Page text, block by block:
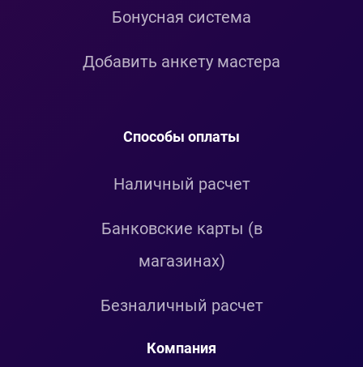
Бонусная система
Добавить анкету мастера
Способы оплаты
Наличный расчет
Банковские карты (в
магазинах)
Безналичный расчет
Компания